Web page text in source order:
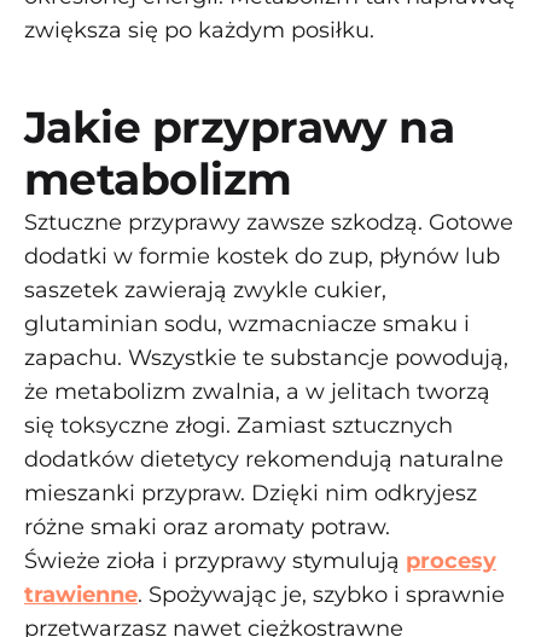
zwiększa się po każdym posiłku.
Jakie przyprawy na
metabolizm
Sztuczne przyprawy zawsze szkodzą. Gotowe
dodatki w formie kostek do zup, płynów lub
saszetek zawierają zwykle cukier,
glutaminian sodu, wzmacniacze smaku i
zapachu. Wszystkie te substancje powodują,
że metabolizm zwalnia, a w jelitach tworzą
się toksyczne złogi. Zamiast sztucznych
dodatków dietetycy rekomendują naturalne
mieszanki przypraw. Dzięki nim odkryjesz
różne smaki oraz aromaty potraw.
Świeże zioła i przyprawy stymulują procesy
trawienne. Spożywając je, szybko i sprawnie
przetwarzasz nawet ciężkostrawne